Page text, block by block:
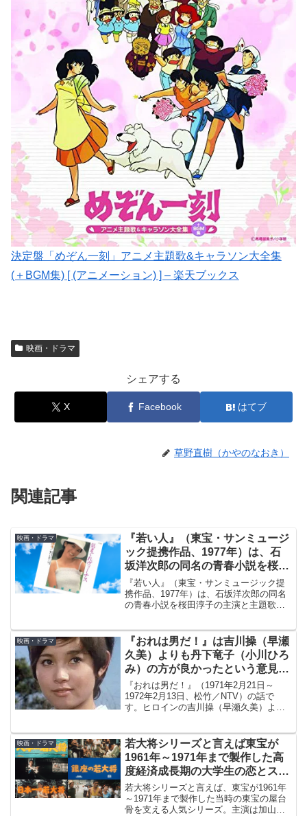
決定盤「めぞん一刻」アニメ主題歌&キャラソン大全集
(＋BGM集) [ (アニメーション) ] – 楽天ブックス
映画・ドラマ
シェアする
X Facebook はてブ
草野直樹（かやのなおき）
関連記事
映画・ドラマ
『若い人』（東宝・サンミュージ
ック提携作品、1977年）は、石
坂洋次郎の同名の青春小説を桜田
淳子の主演と主題歌で映画化
『若い人』（東宝・サンミュージック提
携作品、1977年）は、石坂洋次郎の同名
の青春小説を桜田淳子の主演と主題歌で
マ』ともども、44年前の5月15日にリリー
スされました。
映画・ドラマ
『おれは男だ！』は吉川操（早瀬
久美）よりも丹下竜子（小川ひろ
み）の方が良かったという意見が
多数である理由を考える
『おれは男だ！』（1971年2月21日～
1972年2月13日、松竹／NTV）の話で
す。ヒロインの吉川操（早瀬久美）より
方が良かったという意見が多数の理由を
考えてみました。
映画・ドラマ
若大将シリーズと言えば東宝が
1961年～1971年まで製作した高
度経済成長期の大学生の恋とスポ
ーツを描く加山雄三主演作
若大将シリーズと言えば、東宝が1961年
～1971年まで製作した当時の東宝の屋台
骨を支える人気シリーズ。主演は加山雄